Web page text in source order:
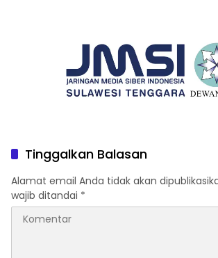
Tinggalkan Balasan
Alamat email Anda tidak akan
wajib ditandai *